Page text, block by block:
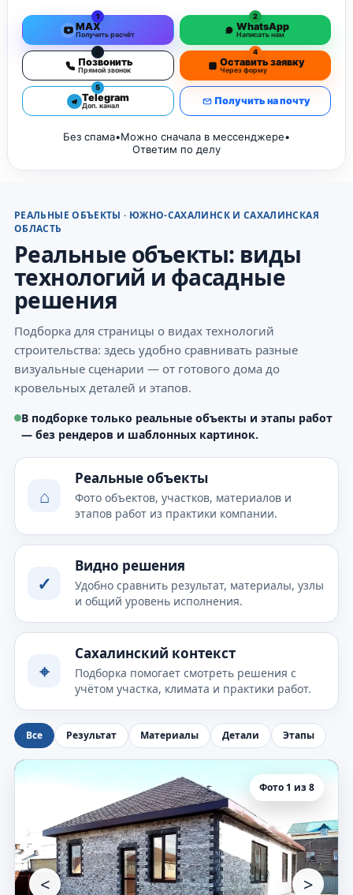
1
MAX
Получить расчёт
2
WhatsApp
Написать нам
3
Позвонить
Прямой звонок
4
Оставить заявку
Через форму
5
Telegram
Доп. канал Получить на почту
Без спама•Можно сначала в мессенджере•
Ответим по делу
РЕАЛЬНЫЕ ОБЪЕКТЫ · ЮЖНО-САХАЛИНСК И САХАЛИНСКАЯ
ОБЛАСТЬ
Реальные объекты: виды
технологий и фасадные
решения
Подборка для страницы о видах технологий
строительства: здесь удобно сравнивать разные
визуальные сценарии — от готового дома до
кровельных деталей и этапов.
В подборке только реальные объекты и этапы работ
— без рендеров и шаблонных картинок.
⌂
Реальные объекты
Фото объектов, участков, материалов и
этапов работ из практики компании.
✓
Видно решения
Удобно сравнить результат, материалы, узлы
и общий уровень исполнения.
⌖
Сахалинский контекст
Подборка помогает смотреть решения с
учётом участка, климата и практики работ.
Все Результат Материалы Детали Этапы
Фото 1 из 8
< >